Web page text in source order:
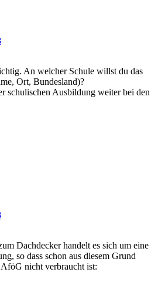
An welcher Schule willst du das
Ort, Bundesland)?
schulischen Ausbildung weiter bei den
Dachdecker handelt es sich um eine
so dass schon aus diesem Grund
nicht verbraucht ist: